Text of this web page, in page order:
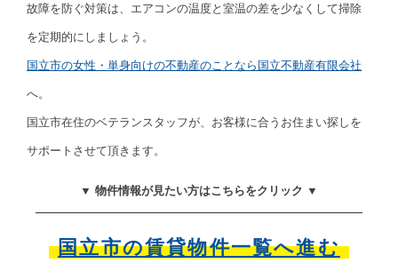
故障を防ぐ対策は、エアコンの温度と室温の差を少なくして掃除
を定期的にしましょう。
国立市の女性・単身向けの不動産のことなら国立不動産有限会社
へ。
国立市在住のベテランスタッフが、お客様に合うお住まい探しを
サポートさせて頂きます。
▼ 物件情報が見たい方はこちらをクリック ▼
国立市の賃貸物件一覧へ進む